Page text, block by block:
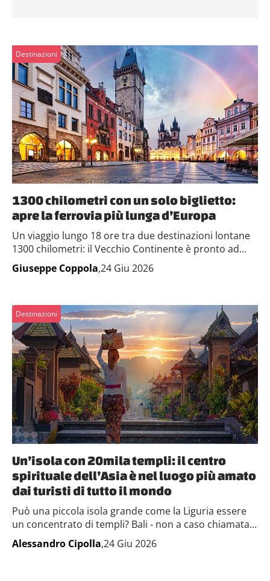
Destinazioni
1300 chilometri con un solo biglietto:
apre la ferrovia più lunga d’Europa
Un viaggio lungo 18 ore tra due destinazioni lontane
1300 chilometri: il Vecchio Continente è pronto ad...
Giuseppe Coppola,24 Giu 2026
Destinazioni
Un’isola con 20mila templi: il centro
spirituale dell’Asia è nel luogo più amato
dai turisti di tutto il mondo
Può una piccola isola grande come la Liguria essere
un concentrato di templi? Bali - non a caso chiamata...
Alessandro Cipolla,24 Giu 2026